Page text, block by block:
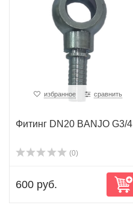
избранное сравнить
Фитинг DN20 BANJO G3/4
(0)
600 руб.